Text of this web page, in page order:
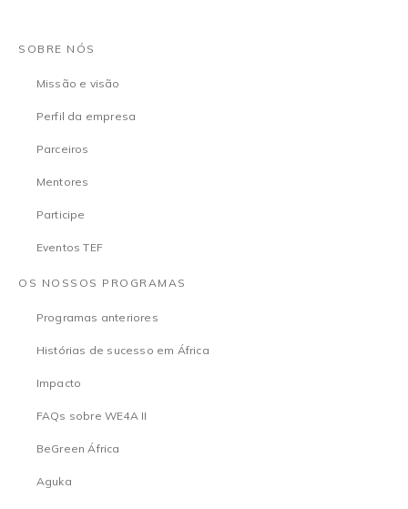
SOBRE NÓS
Missão e visão
Perfil da empresa
Parceiros
Mentores
Participe
Eventos TEF
OS NOSSOS PROGRAMAS
Programas anteriores
Histórias de sucesso em África
Impacto
FAQs sobre WE4A II
BeGreen África
Aguka